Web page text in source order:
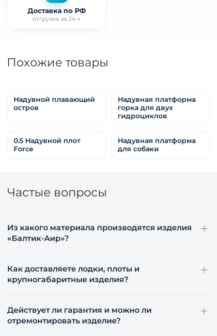
Доставка по РФ
отгрузка за 24 ч
Похожие товары
Надувной плавающий
остров
Надувная платформа
горка для двух
гидроциклов
0.5 Надувной плот
Force
Надувная платформа
для собаки
Частые вопросы
Из какого материала производятся изделия
«Балтик-Аир»?
Как доставляете лодки, плоты и
крупногабаритные изделия?
Действует ли гарантия и можно ли
отремонтировать изделие?